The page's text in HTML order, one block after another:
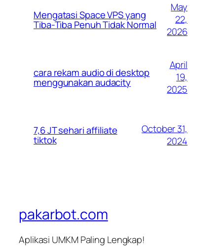
Mengatasi Space VPS yang
Tiba-Tiba Penuh Tidak Normal
May
22,
2026
cara rekam audio di desktop
menggunakan audacity
April
19,
2025
7,6 JT sehari affiliate
tiktok
October 31,
2024
pakarbot.com
Aplikasi UMKM Paling Lengkap!